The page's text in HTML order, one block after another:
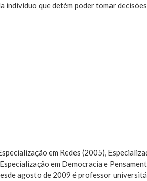
que detém poder tomar
em Redes (2005),
em Democracia e
agosto de 2009 é professor